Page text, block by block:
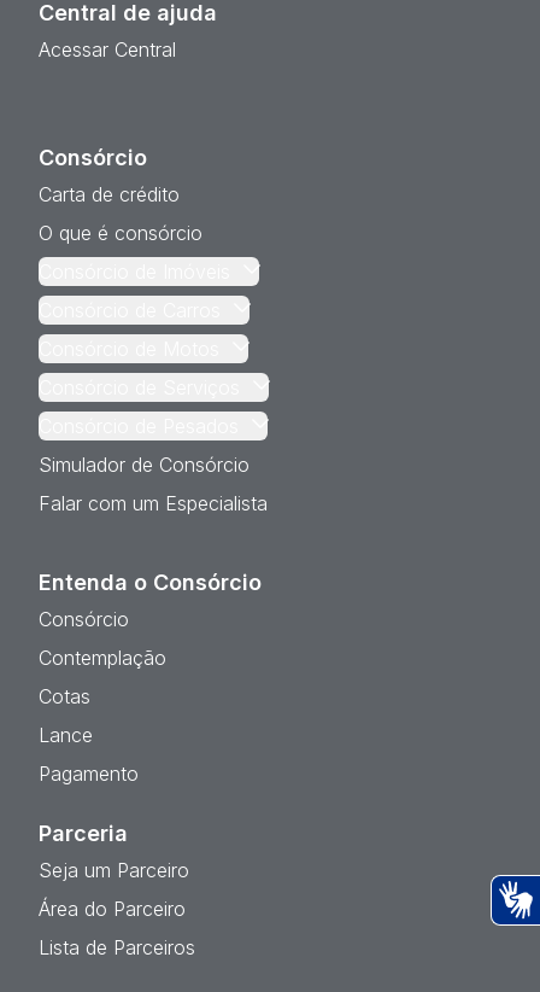
Central de ajuda
Acessar Central
Consórcio
Carta de crédito
O que é consórcio
Consórcio de Imóveis
Consórcio de Carros
Consórcio de Motos
Consórcio de Serviços
Consórcio de Pesados
Simulador de Consórcio
Falar com um Especialista
Entenda o Consórcio
Consórcio
Contemplação
Cotas
Lance
Pagamento
Parceria
Seja um Parceiro
Área do Parceiro
Lista de Parceiros